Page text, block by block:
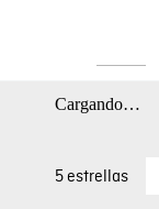
Cargando…
5 estrellas